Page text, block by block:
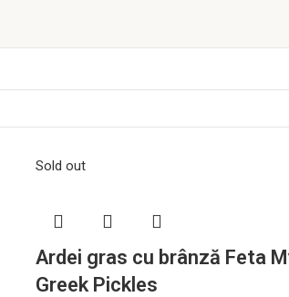
Sold out
Ardei gras cu brânză Feta
Greek Pickles